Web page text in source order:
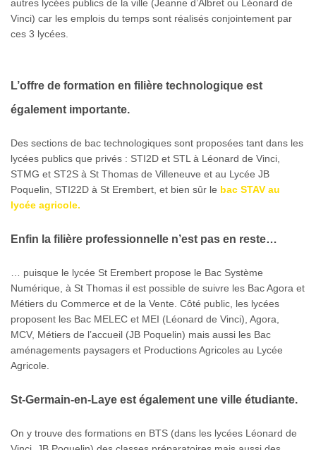
autres lycées publics de la ville (Jeanne d’Albret ou Léonard de
Vinci) car les emplois du temps sont réalisés conjointement par
ces 3 lycées.
L’offre de formation en filière technologique est
également importante.
Des sections de bac technologiques sont proposées tant dans les
lycées publics que privés : STI2D et STL à Léonard de Vinci,
STMG et ST2S à St Thomas de Villeneuve et au Lycée JB
Poquelin, STI22D à St Erembert, et bien sûr le bac STAV au
lycée agricole.
Enfin la filière professionnelle n’est pas en reste…
… puisque le lycée St Erembert propose le Bac Système
Numérique, à St Thomas il est possible de suivre les Bac Agora et
Métiers du Commerce et de la Vente. Côté public, les lycées
proposent les Bac MELEC et MEI (Léonard de Vinci), Agora,
MCV, Métiers de l’accueil (JB Poquelin) mais aussi les Bac
aménagements paysagers et Productions Agricoles au Lycée
Agricole.
St-Germain-en-Laye est également une ville étudiante.
On y trouve des formations en BTS (dans les lycées Léonard de